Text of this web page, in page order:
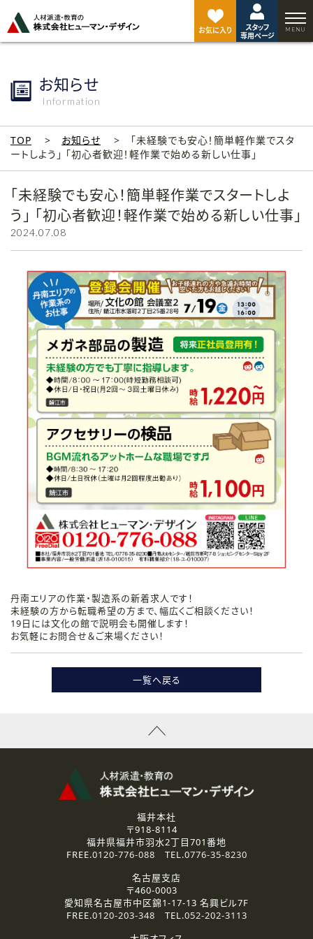
お気に入り
スタッフ
専用ページ
お知らせ
Information
TOP お知らせ
「未経験でも安心！簡単軽作業でスタ
ートしよう」 「初心者歓迎！軽作業で始める新しい仕事」
「未経験でも安心！簡単軽作業でスタートしよ
う」 「初心者歓迎！軽作業で始める新しい仕事」
2024.07.08
丹南エリアの作業・製造系の新着求人です！
未経験の方から転職希望の方まで、幅広くご相談ください！
19日には文化の館で説明会も開催します！
お気軽にお問合せ＆ご来場ください！
一覧へ戻る
ジ
ト
福井本社
〒918-8114
福井県福井市羽水2丁目701番地
FREE.0120-776-088 TEL.0776-35-8230
名古屋支店
〒460-0003
愛知県名古屋市中区錦1-17-13 名興ビル7F
FREE.0120-203-348 TEL.052-202-3113